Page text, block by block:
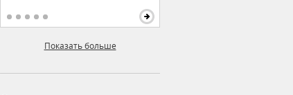
Показать больше